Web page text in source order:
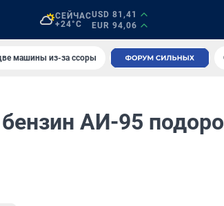
СЕЙЧАС
+24°C
USD 81,41
EUR 94,06
машины из-за ссоры
АИ-95